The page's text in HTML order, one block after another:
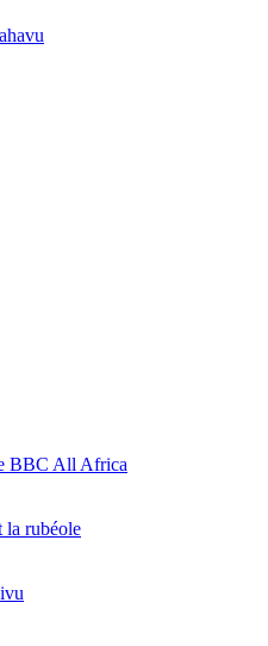
BBC All Africa
la rubéole